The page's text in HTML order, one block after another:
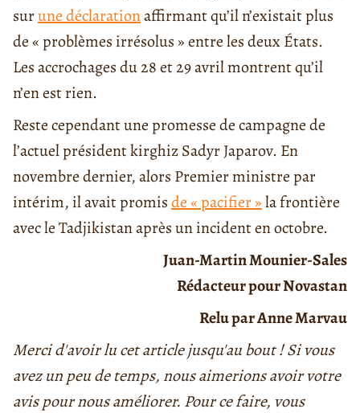
surune déclarationaffirmant qu’il n’existait plus
de « problèmes irrésolus » entre les deux États.
Les accrochages du 28 et 29 avril montrent qu’il
n’en est rien.
Reste cependant une promesse de campagne de
l’actuel président kirghiz Sadyr Japarov. En
novembre dernier, alors Premier ministre par
intérim, il avait promisde « pacifier »la frontière
avec le Tadjikistan après un incident en octobre.
Juan-Martin Mounier-Sales
Rédacteur pour Novastan
Relu par Anne Marvau
Merci d'avoir lu cet article jusqu'au bout ! Si vous
avez un peu de temps, nous aimerions avoir votre
avis pour nous améliorer. Pour ce faire, vous